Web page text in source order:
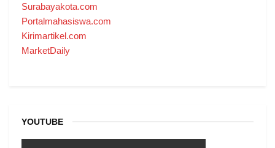
Surabayakota.com
Portalmahasiswa.com
Kirimartikel.com
MarketDaily
YOUTUBE